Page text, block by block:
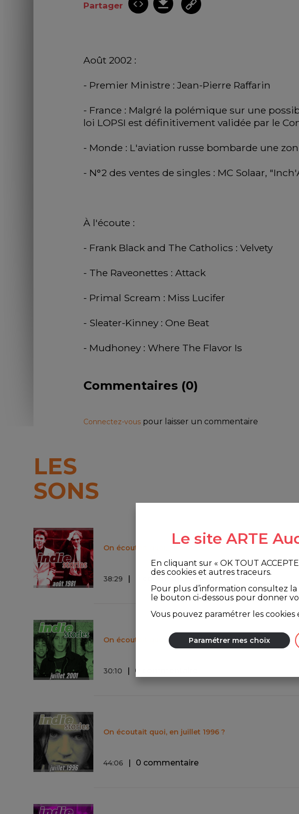
Partager
Août 2002 :
- Premier Ministre : Jean-Pierre Raffarin
- France : Malgré la polémique sur une
loi LOPSI est définitivement validée par le
- Monde : L'aviation russe bombarde une
- N°2 des ventes de singles : MC Solaar,
À l'écoute :
- Frank Black and The Catholics : Velvety
- The Raveonettes : Attack
- Primal Scream : Miss Lucifer
- Sleater-Kinney : One Beat
- Mudhoney : Where The Flavor Is
Commentaires (0)
Connectez-vous pour laisser un commentaire
LES
SONS
On écoutait quoi, en août 1981 ?
38:29
On écoutait quoi, en juillet 2001 ?
30:10 0 commentaire
On écoutait quoi, en juillet 1996 ?
44:06 0 commentaire
Le site ARTE
En cliquant sur « OK TOUT
des cookies et autres traceurs.
Pour plus d’information consultez la
le bouton ci-dessous pour donner
Vous pouvez paramétrer les
Paramétrer mes choix